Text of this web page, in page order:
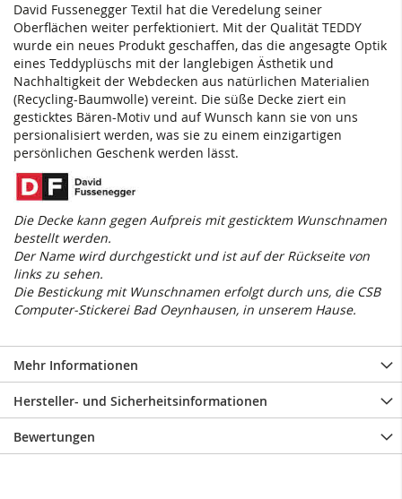
David Fussenegger Textil hat die Veredelung seiner
Oberflächen weiter perfektioniert. Mit der Qualität TEDDY
wurde ein neues Produkt geschaffen, das die angesagte Optik
eines Teddyplüschs mit der langlebigen Ästhetik und
Nachhaltigkeit der Webdecken aus natürlichen Materialien
(Recycling-Baumwolle) vereint. Die süße Decke ziert ein
gesticktes Bären-Motiv und auf Wunsch kann sie von uns
persionalisiert werden, was sie zu einem einzigartigen
persönlichen Geschenk werden lässt.
Die Decke kann gegen Aufpreis mit gesticktem Wunschnamen
bestellt werden.
Der Name wird durchgestickt und ist auf der Rückseite von
links zu sehen.
Die Bestickung mit Wunschnamen erfolgt durch uns, die CSB
Computer-Stickerei Bad Oeynhausen, in unserem Hause.
Mehr Informationen
Hersteller- und Sicherheitsinformationen
Bewertungen